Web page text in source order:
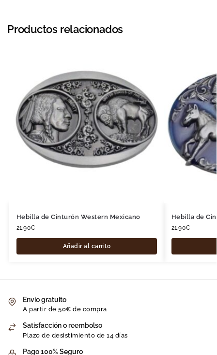
Productos relacionados
Hebilla de Cinturón Western Mexicano
21.90€
Añadir al carrito
Hebilla de
21.90€
Envío gratuito
A partir de 50€ de compra
Satisfacción o reembolso
Plazo de desistimiento de 14 días
Pago 100% Seguro